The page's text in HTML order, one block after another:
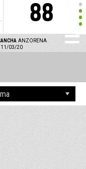
88
ANZORENA
11/03/20